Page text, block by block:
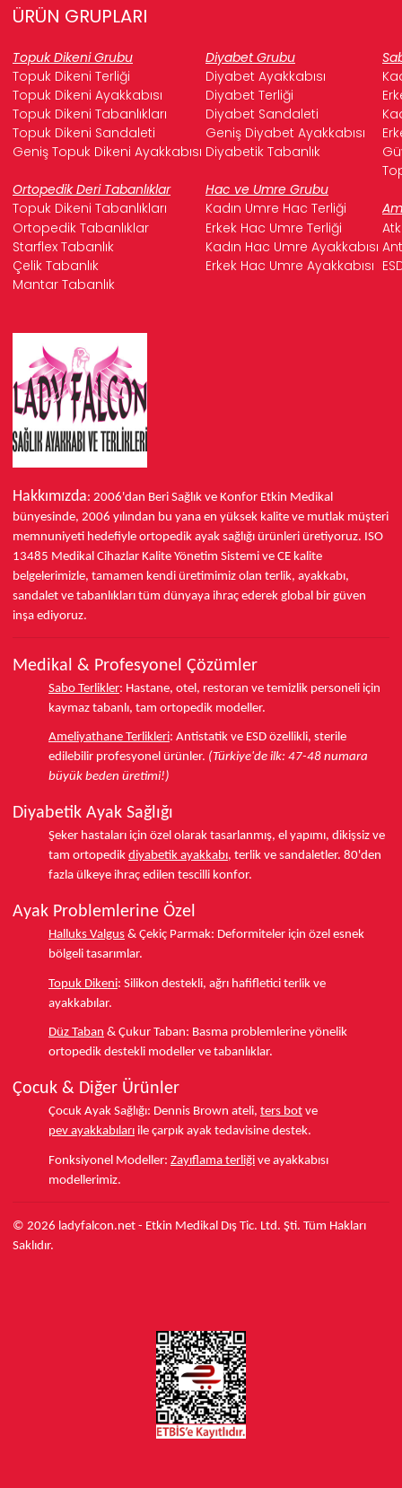
ÜRÜN GRUPLARI
Topuk Dikeni Grubu Diyabet Grubu
Topuk Dikeni Terliği
Diyabet Ayakkabısı
Topuk Dikeni Ayakkabısı
Diyabet Terliği
Topuk Dikeni Tabanlıkları
Diyabet Sandaleti
Topuk Dikeni Sandaleti
Geniş Diyabet Ayakkabısı
Geniş Topuk Dikeni Ayakkabısı Diyabetik Tabanlık
Ortopedik Deri Tabanlıklar
Hac ve Umre Grubu
Topuk Dikeni Tabanlıkları
Kadın Umre Hac Terliği
Ortopedik Tabanlıklar
Erkek Hac Umre Terliği
Starflex Tabanlık
Kadın Hac Umre Ayakkabısı
Çelik Tabanlık
Erkek Hac Umre Ayakkabısı
Mantar Tabanlık
Hakkımızda: 2006'dan Beri Sağlık ve Konfor Etkin Medikal
bünyesinde, 2006 yılından bu yana en yüksek kalite ve mutlak müşteri
memnuniyeti hedefiyle ortopedik ayak sağlığı ürünleri üretiyoruz. ISO
13485 Medikal Cihazlar Kalite Yönetim Sistemi ve CE kalite
belgelerimizle, tamamen kendi üretimimiz olan terlik, ayakkabı,
sandalet ve tabanlıkları tüm dünyaya ihraç ederek global bir güven
inşa ediyoruz.
Medikal & Profesyonel Çözümler
Sabo Terlikler: Hastane, otel, restoran ve temizlik personeli için
kaymaz tabanlı, tam ortopedik modeller.
Ameliyathane Terlikleri: Antistatik ve ESD özellikli, sterile
edilebilir profesyonel ürünler. (Türkiye'de ilk: 47-48 numara
büyük beden üretimi!)
Diyabetik Ayak Sağlığı
Şeker hastaları için özel olarak tasarlanmış, el yapımı, dikişsiz ve
tam ortopedik diyabetik ayakkabı, terlik ve sandaletler. 80'den
fazla ülkeye ihraç edilen tescilli konfor.
Ayak Problemlerine Özel
Halluks Valgus & Çekiç Parmak: Deformiteler için özel esnek
bölgeli tasarımlar.
Topuk Dikeni: Silikon destekli, ağrı hafifletici terlik ve
ayakkabılar.
Düz Taban & Çukur Taban: Basma problemlerine yönelik
ortopedik destekli modeller ve tabanlıklar.
Çocuk & Diğer Ürünler
Çocuk Ayak Sağlığı: Dennis Brown ateli, ters bot ve
pev ayakkabıları ile çarpık ayak tedavisine destek.
Fonksiyonel Modeller: Zayıflama terliği ve ayakkabısı
modellerimiz.
© 2026 ladyfalcon.net - Etkin Medikal Dış Tic. Ltd. Şti. Tüm Hakları
Saklıdır.